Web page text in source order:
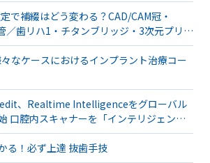
で補綴はどう変わる？CAD/CAM冠・
／歯リハ1・チタンブリッジ・3次元プリン
まで詳解
々なケースにおけるインプラント治療コー
、Realtime Intelligenceをグローバル
口腔内スキャナーを「インテリジェント
トナー」へと進化
る！必ず上達 抜歯手技